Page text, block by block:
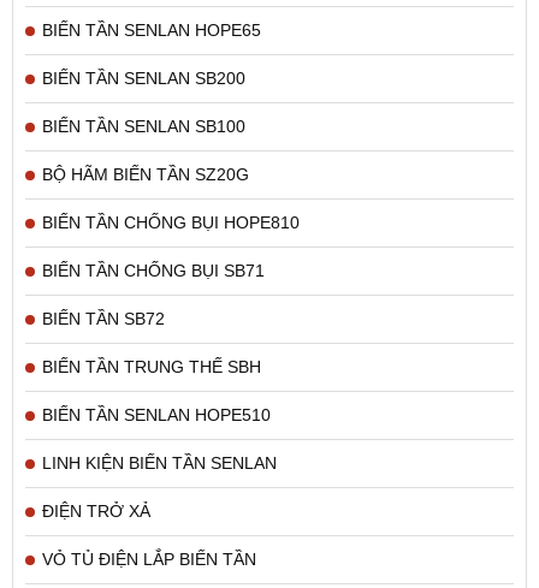
BIẾN TẦN SENLAN HOPE65
BIẾN TẦN SENLAN SB200
BIẾN TẦN SENLAN SB100
BỘ HÃM BIẾN TẦN SZ20G
BIẾN TẦN CHỐNG BỤI HOPE810
BIẾN TẦN CHỐNG BỤI SB71
BIẾN TẦN SB72
BIẾN TẦN TRUNG THẾ SBH
BIẾN TẦN SENLAN HOPE510
LINH KIỆN BIẾN TẦN SENLAN
ĐIỆN TRỞ XẢ
VỎ TỦ ĐIỆN LẮP BIẾN TẦN